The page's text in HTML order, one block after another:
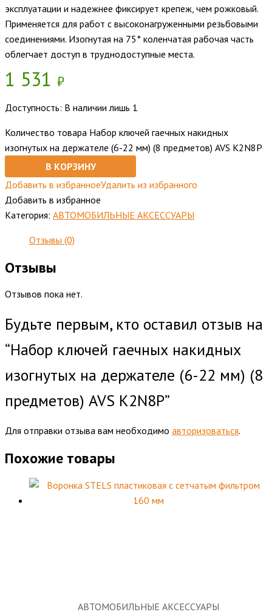
эксплуатации и надежнее фиксирует крепеж, чем рожковый.
Применяется для работ с высоконагруженными резьбовыми
соединениями. Изогнутая на 75° коленчатая рабочая часть
облегчает доступ в труднодоступные места.
1 531 ₽
Доступность: В наличии лишь 1
Количество товара Набор ключей гаечных накидных
изогнутых на держателе (6-22 мм) (8 предметов) AVS K2N8P
В КОРЗИНУ
Добавить в избранноеУдалить из избранного
Добавить в избранное
Категория: АВТОМОБИЛЬНЫЕ АКСЕССУАРЫ
Отзывы (0)
Отзывы
Отзывов пока нет.
Будьте первым, кто оставил отзыв на
“Набор ключей гаечных накидных
изогнутых на держателе (6-22 мм) (8
предметов) AVS K2N8P”
Для отправки отзыва вам необходимо авторизоваться.
Похожие товары
АВТОМОБИЛЬНЫЕ АКСЕССУАРЫ